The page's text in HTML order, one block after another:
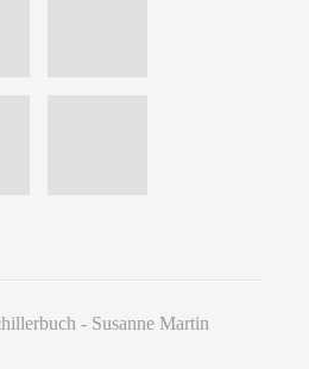
- Susanne Martin